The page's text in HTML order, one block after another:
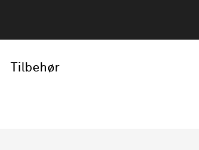
Tilbehør